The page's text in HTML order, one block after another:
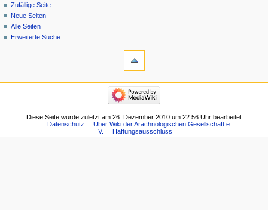
Zufällige Seite
Neue Seiten
Alle Seiten
Erweiterte Suche
Diese Seite wurde zuletzt am 26. Dezember 2010 um 22:56 Uhr bearbeitet.
Datenschutz
Über Wiki der Arachnologischen Gesellschaft e.
V.
Haftungsausschluss